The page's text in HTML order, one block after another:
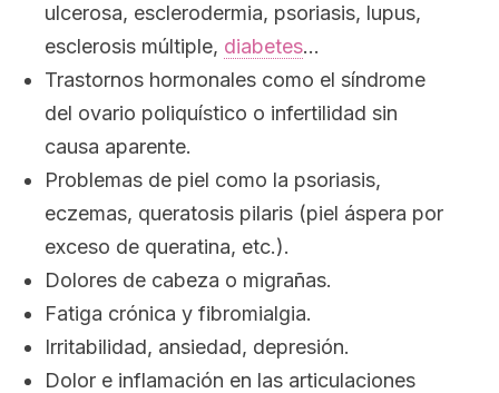
ulcerosa, esclerodermia, psoriasis, lupus,
esclerosis múltiple, diabetes…
Trastornos hormonales como el síndrome
del ovario poliquístico o infertilidad sin
causa aparente.
Problemas de piel como la psoriasis,
eczemas, queratosis pilaris (piel áspera por
exceso de queratina, etc.).
Dolores de cabeza o migrañas.
Fatiga crónica y fibromialgia.
Irritabilidad, ansiedad, depresión.
Dolor e inflamación en las articulaciones